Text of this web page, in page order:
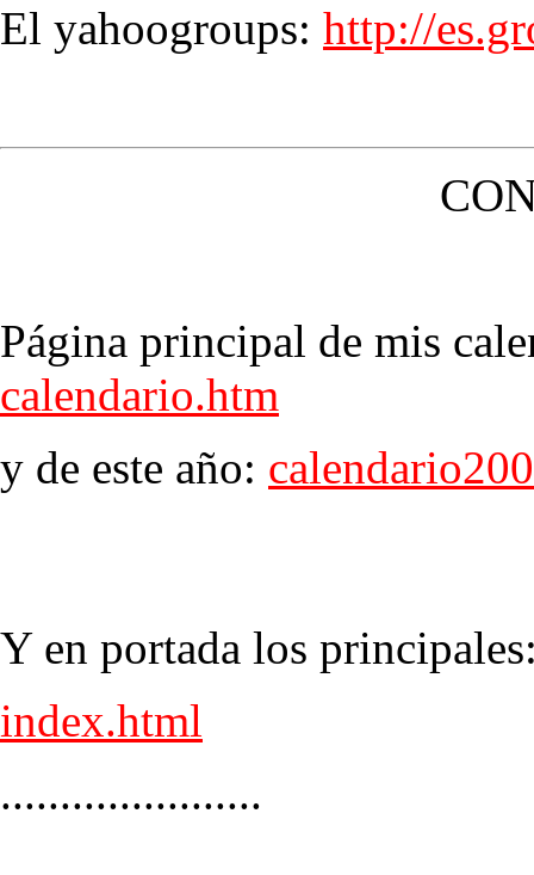
El yahoogroups: http://
Página principal de mis
calendario.htm
y de este año:
Y en portada los
index.html
......................